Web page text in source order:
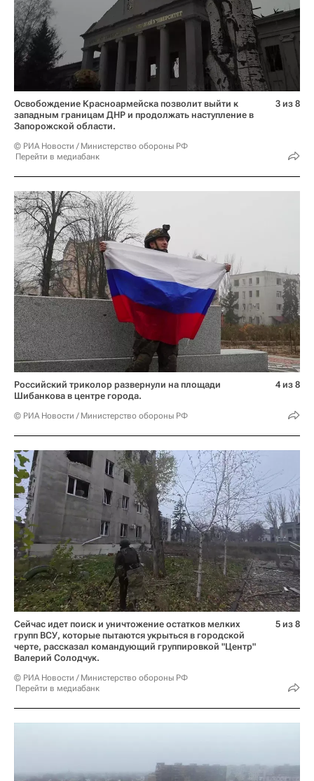
Освобождение Красноармейска позволит выйти к
западным границам ДНР и продолжать наступление в
Запорожской области.
© РИА Новости / Министерство обороны РФ
Перейти в медиабанк
3 из 8
Российский триколор развернули на площади
Шибанкова в центре города.
© РИА Новости / Министерство обороны РФ
4 из 8
Сейчас идет поиск и уничтожение остатков мелких
групп ВСУ, которые пытаются укрыться в городской
черте, рассказал командующий группировкой "Центр"
Валерий Солодчук.
© РИА Новости / Министерство обороны РФ
Перейти в медиабанк
5 из 8